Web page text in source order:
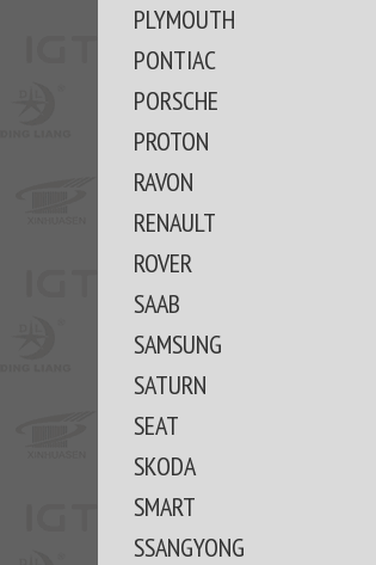
PLYMOUTH
PONTIAC
PORSCHE
PROTON
RAVON
RENAULT
ROVER
SAAB
SAMSUNG
SATURN
SEAT
SKODA
SMART
SSANGYONG